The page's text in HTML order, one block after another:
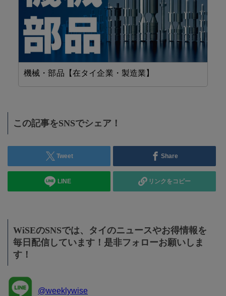
機械・部品【在タイ企業・製造業】
この記事をSNSでシェア！
Tweet Share
LINE リンクをコピー
WiSEのSNSでは、タイのニュースやお得情報を
毎日配信しています！是非フォローお願いしま
す！
@weeklywise